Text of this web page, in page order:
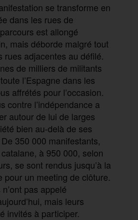
se transforme en
dans les rues de
est allongé
mais déborde malgré tout
rues adjacentes au défilé.
de milliers de militants
l’Espagne dans les
affrétés pour l’occasion.
contre l’indépendance a
autour de lui de larges
bien au-delà de ses
350 000 manifestants,
à 950 000, selon
se sont rendus jusqu’à la
pour un meeting de clôture.
pas appelé
mais leurs
invités à participer.